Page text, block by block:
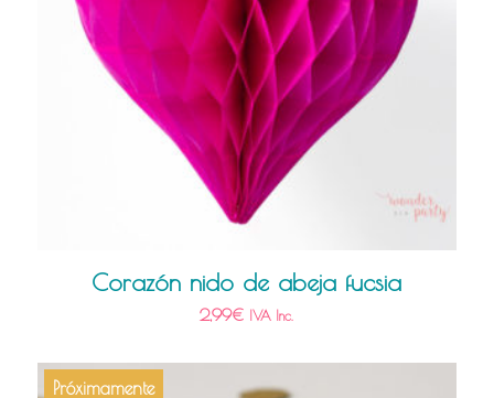
Corazón nido de abeja fucsia
2,99€ IVA Inc.
Próximamente